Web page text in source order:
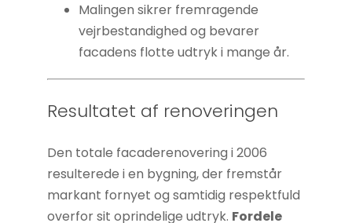
Malingen sikrer fremragende
vejrbestandighed og bevarer
facadens flotte udtryk i mange år.
Resultatet af renoveringen
Den totale facaderenovering i 2006
resulterede i en bygning, der fremstår
markant fornyet og samtidig respektfuld
overfor sit oprindelige udtryk. Fordele